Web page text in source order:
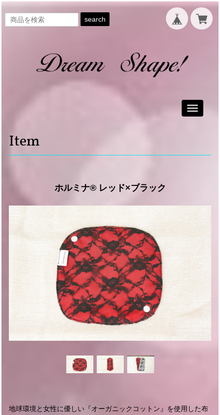
search
Toggle
Item
ホルミナ®︎ レッド×ブラック
地球環境と女性に優しい『オーガニックコットン』を使用した布